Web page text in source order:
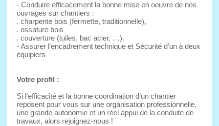
- Conduire efficacement la bonne mise en oeuvre de nos
ouvrages sur chantiers :
. charpente bois (fermette, traditionnelle),
. ossature bois
. couverture (tuiles, bac acier, …).
- Assurer l’encadrement technique et Sécurité d’un à deux
équipiers
Votre profil :
Si l’efficacité et la bonne coordination d’un chantier
reposent pour vous sur une organisation professionnelle,
une grande autonomie et un réel appui de la conduite de
travaux, alors rejoignez-nous !